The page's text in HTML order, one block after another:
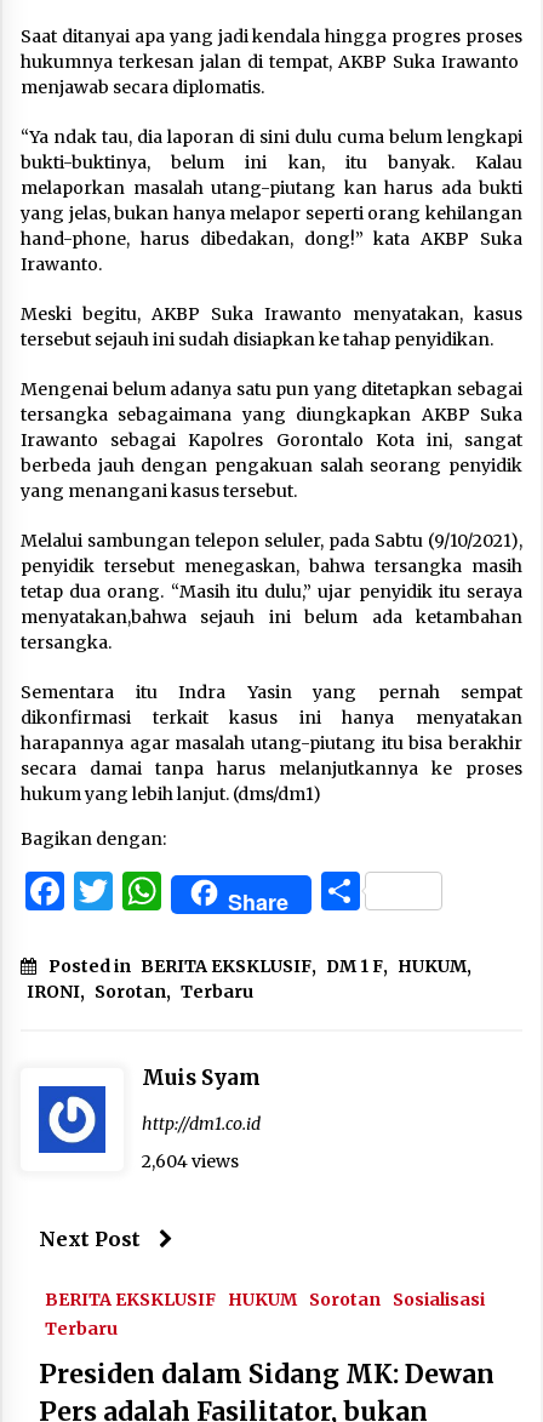
Saat ditanyai apa yang jadi kendala hingga progres proses
hukumnya terkesan jalan di tempat, AKBP Suka Irawanto
menjawab secara diplomatis.
“Ya ndak tau, dia laporan di sini dulu cuma belum lengkapi
bukti-buktinya, belum ini kan, itu banyak. Kalau
melaporkan masalah utang-piutang kan harus ada bukti
yang jelas, bukan hanya melapor seperti orang kehilangan
hand-phone, harus dibedakan, dong!” kata AKBP Suka
Irawanto.
Meski begitu, AKBP Suka Irawanto menyatakan, kasus
tersebut sejauh ini sudah disiapkan ke tahap penyidikan.
Mengenai belum adanya satu pun yang ditetapkan sebagai
tersangka sebagaimana yang diungkapkan AKBP Suka
Irawanto sebagai Kapolres Gorontalo Kota ini, sangat
berbeda jauh dengan pengakuan salah seorang penyidik
yang menangani kasus tersebut.
Melalui sambungan telepon seluler, pada Sabtu (9/10/2021),
penyidik tersebut menegaskan, bahwa tersangka masih
tetap dua orang. “Masih itu dulu,” ujar penyidik itu seraya
menyatakan,bahwa sejauh ini belum ada ketambahan
tersangka.
Sementara itu Indra Yasin yang pernah sempat
dikonfirmasi terkait kasus ini hanya menyatakan
harapannya agar masalah utang-piutang itu bisa berakhir
secara damai tanpa harus melanjutkannya ke proses
hukum yang lebih lanjut. (dms/dm1)
Bagikan dengan:
Facebook
Twitter
WhatsApp
Share Share
Posted in BERITA EKSKLUSIF, DM 1 F, HUKUM,
IRONI, Sorotan, Terbaru
Muis Syam
http://dm1.co.id
2,604 views
Next Post
BERITA EKSKLUSIF HUKUM Sorotan
Sosialisasi
Terbaru
Presiden dalam Sidang MK: Dewan
Pers adalah Fasilitator, bukan